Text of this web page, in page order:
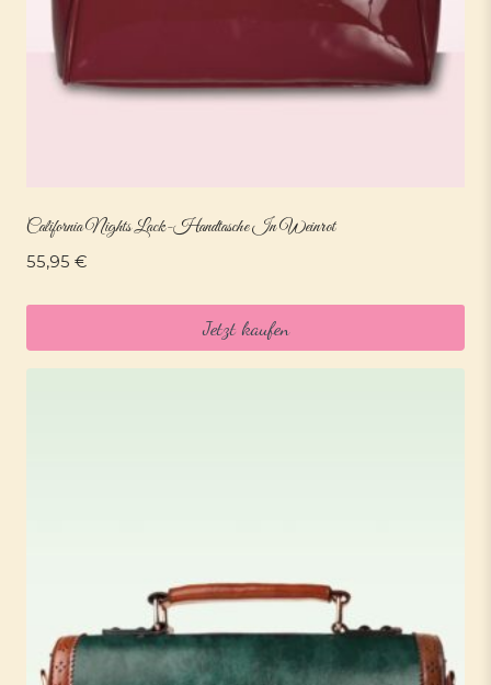
California Nights Lack-Handtasche In Weinrot
55,95 €
Jetzt kaufen